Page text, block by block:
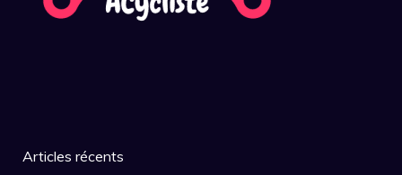
Articles récents